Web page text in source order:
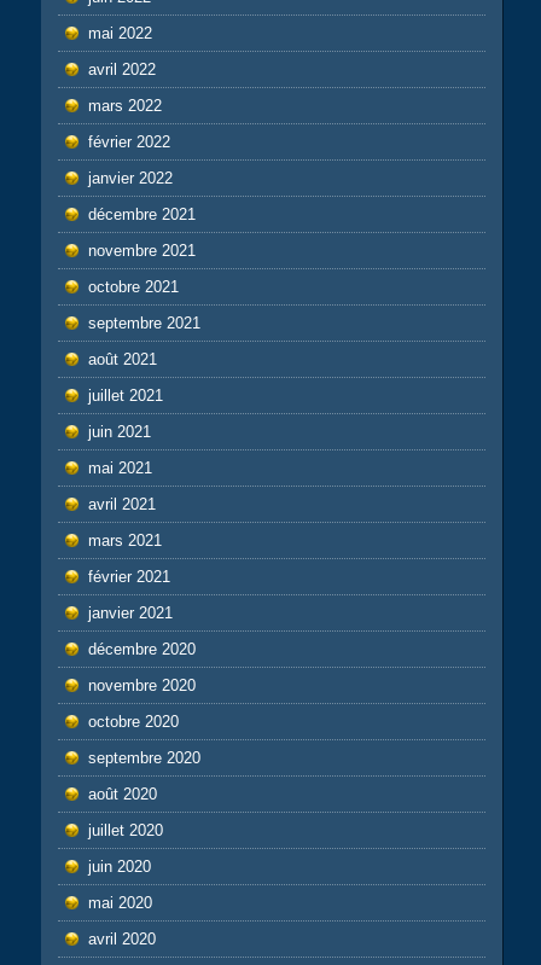
mai 2022
avril 2022
mars 2022
février 2022
janvier 2022
décembre 2021
novembre 2021
octobre 2021
septembre 2021
août 2021
juillet 2021
juin 2021
mai 2021
avril 2021
mars 2021
février 2021
janvier 2021
décembre 2020
novembre 2020
octobre 2020
septembre 2020
août 2020
juillet 2020
juin 2020
mai 2020
avril 2020